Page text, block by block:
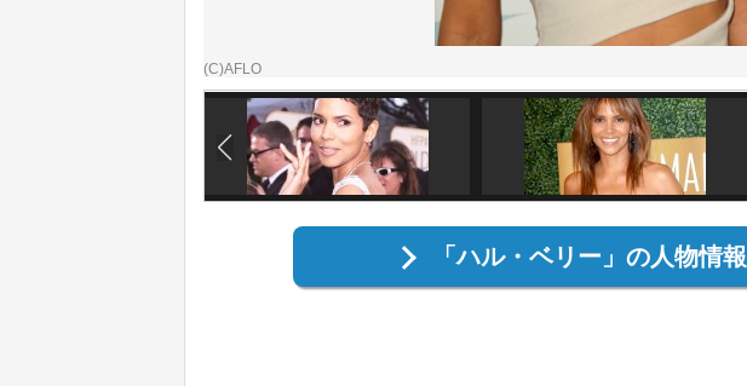
(C)AFLO
「ハル・ベリー」の人物情